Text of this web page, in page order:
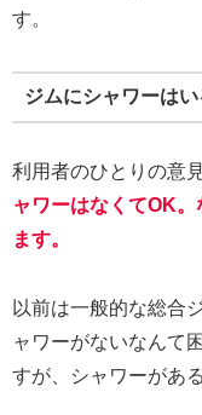
す。
ジムにシャワーは
利用者のひとりの意
ャワーはなくてOK
ます。
以前は一般的な総合
ャワーがないなんて
すが、シャワーがあ